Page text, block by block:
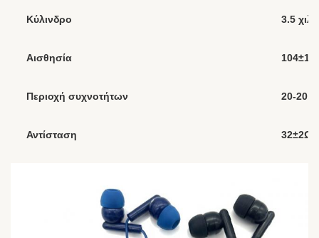
Κύλινδρο 3.5
Αισθησία
Περιοχή συχνοτήτων 20-
Αντίσταση 32±2Ω